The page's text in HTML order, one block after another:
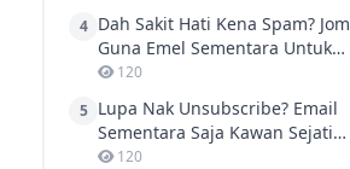
4 Dah Sakit Hati Kena Spam? Jom
Guna Emel Sementara Untuk
Privasi Maksima!
120
5 Lupa Nak Unsubscribe? Email
Sementara Saja Kawan Sejati
Nak Daftar Game Baru!
120